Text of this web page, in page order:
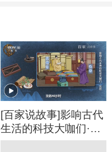
[百家说故事]影响古代
生活的科技大咖们·沈
括